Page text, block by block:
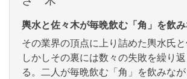
輿水と佐々木が毎晩飲む「角」を飲
その業界の頂点に上り詰めた輿水氏と
しかしその裏には数々の失敗を繰り
る。二人が毎晩飲む「角」を飲みな